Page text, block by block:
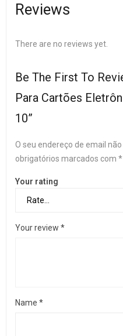
Reviews
There are no reviews yet.
Be The First To
Para Cartões
10”
O seu endereço de email não
obrigatórios marcados com *
Your rating
Your review *
Name *